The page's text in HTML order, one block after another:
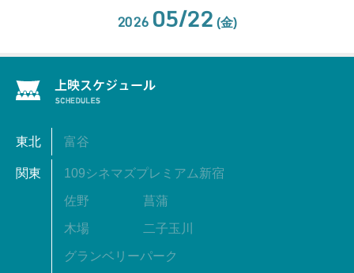
2026 05/22 (金)
東北 富谷
関東 109シネマズプレミアム新宿
佐野 菖蒲
木場 二子玉川
グランベリーパーク